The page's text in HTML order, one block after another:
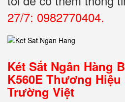
27/7: 0982770404.
Két Sắt Ngân Hàng
K560E Thương
Trường Việt